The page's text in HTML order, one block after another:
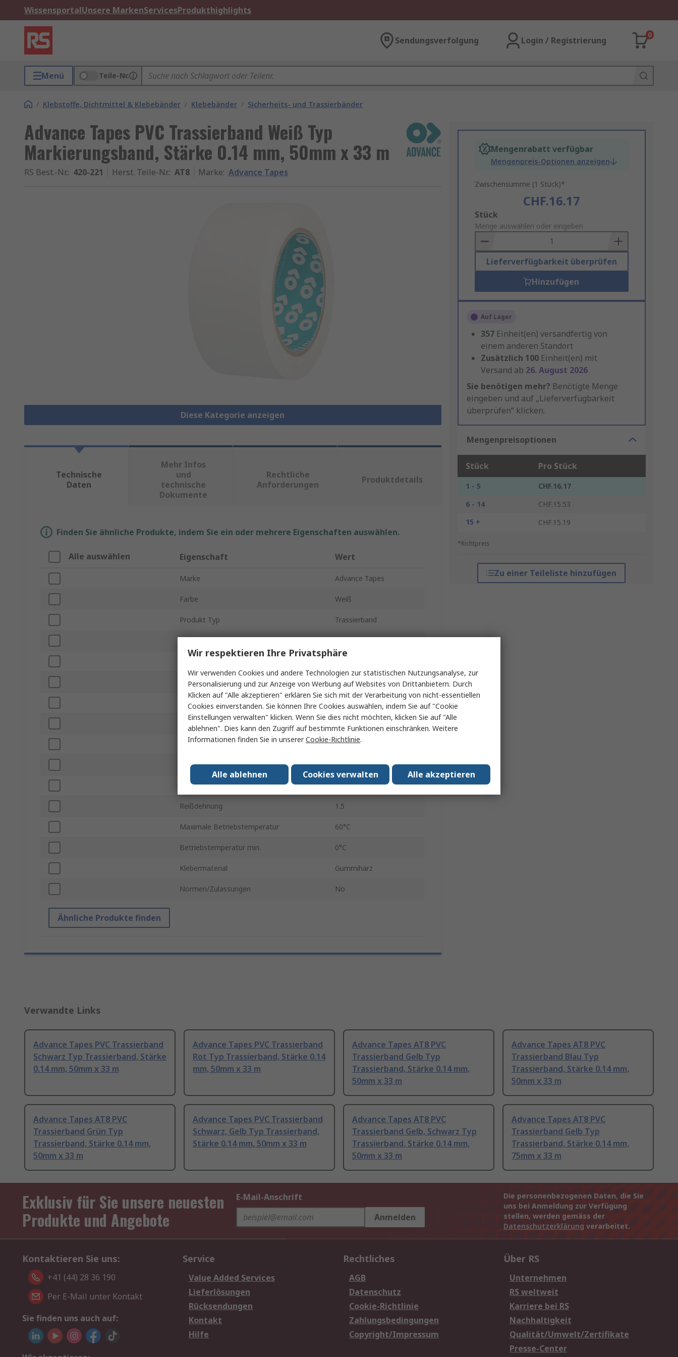
WissensportalUnsere MarkenServicesProdukthighlights
Sendungsverfolgung Login / Registrierung
0
Menü Teile-Nr.
/ Klebstoffe, Dichtmittel & Klebebänder / Klebebänder / Sicherheits- und Trassierbänder
Advance Tapes PVC Trassierband Weiß Typ
Markierungsband, Stärke 0.14 mm, 50mm x 33 m
RS Best.-Nr.: 420-221 Herst. Teile-Nr.: AT8 Marke: Advance Tapes
Diese Kategorie anzeigen
Mengenrabatt verfügbar
Mengenpreis-Optionen anzeigen
Zwischensumme (1 Stück)*
CHF.16.17
Add
to
Basket
Stück
Menge auswählen oder eingeben
Lieferverfügbarkeit überprüfen
Hinzufügen
Auf Lager
357 Einheit(en) versandfertig von
einem anderen Standort
Zusätzlich 100 Einheit(en) mit
Versand ab 26. August 2026
Sie benötigen mehr? Benötigte Menge
eingeben und auf „Lieferverfügbarkeit
überprüfen“ klicken.
Mengenpreisoptionen
Stück Pro Stück
1 - 5
CHF.16.17
6 - 14
CHF.15.53
15 +
CHF.15.19
*Richtpreis
Zu einer Teileliste hinzufügen
Technische
Daten
Mehr Infos
und
technische
Dokumente
Rechtliche
Anforderungen
Produktdetails
Finden Sie ähnliche Produkte, indem Sie ein oder mehrere Eigenschaften auswählen.
Alle auswählen Eigenschaft Wert
Marke Advance Tapes
Farbe Weiß
Produkt Typ Trassierband
Trägermaterial
Breite 50mm
Länge 33m
Dicke 0.14mm
Bedruckt Nein
Haftfestigkeit 3.5N/cm
Zugfestigkeit 26N/cm
Reißdehnung 1.5
Maximale Betriebstemperatur 60°C
Betriebstemperatur min. 0°C
Klebermaterial Gummiharz
Normen/Zulassungen No
Ähnliche Produkte finden
Verwandte Links
Advance Tapes PVC Trassierband
Schwarz Typ Trassierband, Stärke
0.14 mm, 50mm x 33 m
Advance Tapes PVC Trassierband
Rot Typ Trassierband, Stärke 0.14
mm, 50mm x 33 m
Advance Tapes AT8 PVC
Trassierband Gelb Typ
Trassierband, Stärke 0.14 mm,
50mm x 33 m
Advance Tapes AT8 PVC
Trassierband Blau Typ
Trassierband, Stärke 0.14 mm,
50mm x 33 m
Advance Tapes AT8 PVC
Trassierband Grün Typ
Trassierband, Stärke 0.14 mm,
50mm x 33 m
Advance Tapes PVC Trassierband
Schwarz, Gelb Typ Trassierband,
Stärke 0.14 mm, 50mm x 33 m
Advance Tapes AT8 PVC
Trassierband Gelb, Schwarz Typ
Trassierband, Stärke 0.14 mm,
50mm x 33 m
Advance Tapes AT8 PVC
Trassierband Gelb Typ
Trassierband, Stärke 0.14 mm,
75mm x 33 m
Exklusiv für Sie unsere neuesten
Produkte und Angebote
E-Mail-Anschrift
Anmelden
Die personenbezogenen Daten, die Sie
uns bei Anmeldung zur Verfügung
stellen, werden gemäss der
Datenschutzerklärung verarbeitet.
Kontaktieren Sie uns:
+41 (44) 28 36 190
Per E-Mail unter Kontakt
Sie finden uns auch auf:
Service
Value Added Services
Lieferlösungen
Rücksendungen
Kontakt
Hilfe
Rechtliches
AGB
Datenschutz
Cookie-Richtlinie
Zahlungsbedingungen
Copyright/Impressum
Über RS
Unternehmen
RS weltweit
Karriere bei RS
Nachhaltigkeit
Qualität/Umwelt/Zertifikate
Presse-Center
Wir respektieren Ihre Privatsphäre
Wir verwenden Cookies und andere Technologien zur statistischen Nutzungsanalyse, zur
Personalisierung und zur Anzeige von Werbung auf Websites von Drittanbietern. Durch
Klicken auf "Alle akzeptieren" erklären Sie sich mit der Verarbeitung von nicht-essentiellen
Cookies einverstanden. Sie können Ihre Cookies auswählen, indem Sie auf "Cookie
Einstellungen verwalten" klicken. Wenn Sie dies nicht möchten, klicken Sie auf "Alle
ablehnen". Dies kann den Zugriff auf bestimmte Funktionen einschränken. Weitere
Informationen finden Sie in unsererCookie-Richtlinie.
Alle akzeptieren
Cookies verwalten
Alle ablehnen